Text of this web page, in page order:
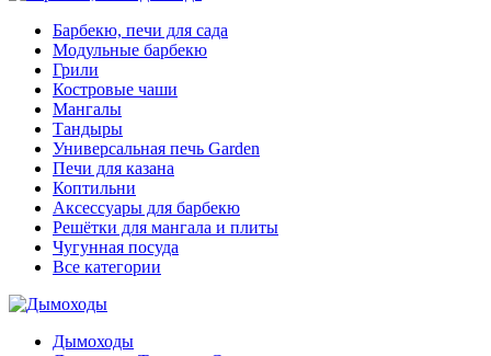
Барбекю, печи для сада
Модульные барбекю
Грили
Костровые чаши
Мангалы
Тандыры
Универсальная печь Garden
Печи для казана
Коптильни
Аксессуары для барбекю
Решётки для мангала и плиты
Чугунная посуда
Все категории
Дымоходы